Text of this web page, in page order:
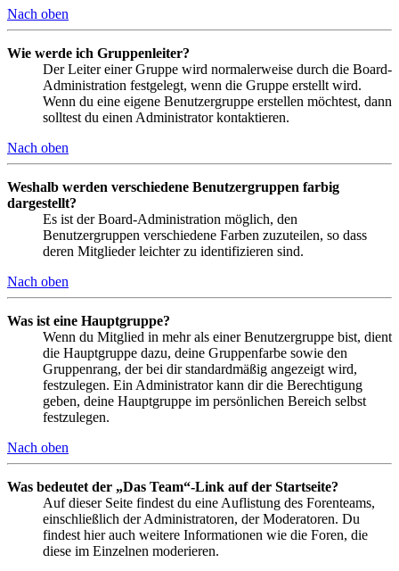
Nach oben
Wie werde ich Gruppenleiter?
Der Leiter einer Gruppe wird normalerweise durch die Board-
Administration festgelegt, wenn die Gruppe erstellt wird.
Wenn du eine eigene Benutzergruppe erstellen möchtest, dann
solltest du einen Administrator kontaktieren.
Nach oben
Weshalb werden verschiedene Benutzergruppen farbig
dargestellt?
Es ist der Board-Administration möglich, den
Benutzergruppen verschiedene Farben zuzuteilen, so dass
deren Mitglieder leichter zu identifizieren sind.
Nach oben
Was ist eine Hauptgruppe?
Wenn du Mitglied in mehr als einer Benutzergruppe bist, dient
die Hauptgruppe dazu, deine Gruppenfarbe sowie den
Gruppenrang, der bei dir standardmäßig angezeigt wird,
festzulegen. Ein Administrator kann dir die Berechtigung
geben, deine Hauptgruppe im persönlichen Bereich selbst
festzulegen.
Nach oben
Was bedeutet der „Das Team“-Link auf der Startseite?
Auf dieser Seite findest du eine Auflistung des Forenteams,
einschließlich der Administratoren, der Moderatoren. Du
findest hier auch weitere Informationen wie die Foren, die
diese im Einzelnen moderieren.